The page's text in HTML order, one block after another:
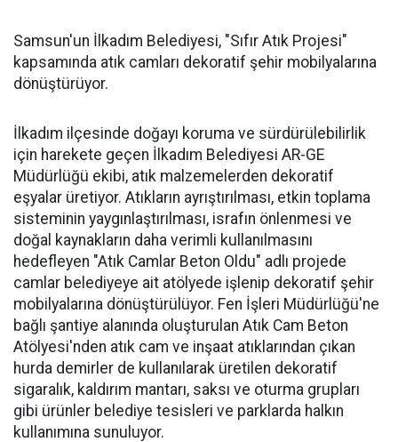
Samsun'un İlkadım Belediyesi, "Sıfır Atık Projesi"
kapsamında atık camları dekoratif şehir mobilyalarına
dönüştürüyor.
İlkadım ilçesinde doğayı koruma ve sürdürülebilirlik
için harekete geçen İlkadım Belediyesi AR-GE
Müdürlüğü ekibi, atık malzemelerden dekoratif
eşyalar üretiyor. Atıkların ayrıştırılması, etkin toplama
sisteminin yaygınlaştırılması, israfın önlenmesi ve
doğal kaynakların daha verimli kullanılmasını
hedefleyen "Atık Camlar Beton Oldu" adlı projede
camlar belediyeye ait atölyede işlenip dekoratif şehir
mobilyalarına dönüştürülüyor. Fen İşleri Müdürlüğü'ne
bağlı şantiye alanında oluşturulan Atık Cam Beton
Atölyesi'nden atık cam ve inşaat atıklarından çıkan
hurda demirler de kullanılarak üretilen dekoratif
sigaralık, kaldırım mantarı, saksı ve oturma grupları
gibi ürünler belediye tesisleri ve parklarda halkın
kullanımına sunuluyor.